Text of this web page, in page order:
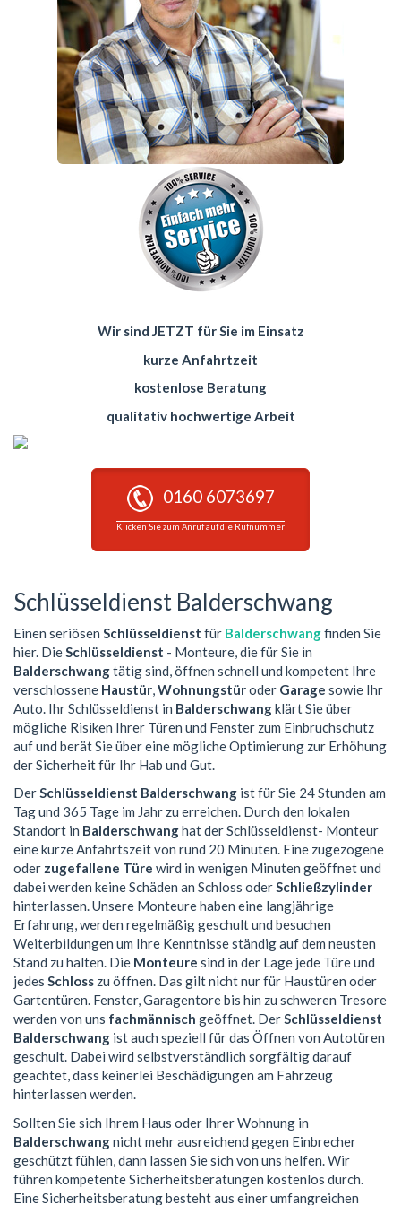
Wir sind JETZT für Sie im Einsatz
kurze Anfahrtzeit
kostenlose Beratung
qualitativ hochwertige Arbeit
0160 6073697
Klicken Sie zum Anruf auf die Rufnummer
Schlüsseldienst Balderschwang
Einen seriösen Schlüsseldienst für Balderschwangfinden Sie
hier. DieSchlüsseldienst - Monteure, die für Sie in
Balderschwangtätig sind, öffnen schnell und kompetent Ihre
verschlossene Haustür,Wohnungstüroder Garage sowie Ihr
Auto. Ihr Schlüsseldienst in Balderschwangklärt Sie über
mögliche Risiken Ihrer Türen und Fenster zum Einbruchschutz
auf und berät Sie über eine mögliche Optimierung zur Erhöhung
der Sicherheit für Ihr Hab und Gut.
DerSchlüsseldienst Balderschwang ist für Sie 24 Stunden am
Tag und 365 Tage im Jahr zu erreichen. Durch den lokalen
Standort in Balderschwanghat der Schlüsseldienst- Monteur
eine kurze Anfahrtszeit von rund 20 Minuten. Eine zugezogene
oder zugefallene Türe wird in wenigen Minuten geöffnet und
dabei werden keine Schäden an Schloss oderSchließzylinder
hinterlassen. Unsere Monteure haben eine langjährige
Erfahrung, werden regelmäßig geschult und besuchen
Weiterbildungen um Ihre Kenntnisse ständig auf dem neusten
Stand zu halten. Die Monteure sind in der Lage jede Türe und
jedes Schloss zu öffnen. Das gilt nicht nur für Haustüren oder
Gartentüren. Fenster, Garagentore bis hin zu schweren Tresore
werden von uns fachmännisch geöffnet. DerSchlüsseldienst
Balderschwang ist auch speziell für das Öffnen von Autotüren
geschult. Dabei wird selbstverständlich sorgfältig darauf
geachtet, dass keinerlei Beschädigungen am Fahrzeug
hinterlassen werden.
Sollten Sie sich Ihrem Haus oder Ihrer Wohnung in
Balderschwangnicht mehr ausreichend gegen Einbrecher
geschützt fühlen, dann lassen Sie sich von uns helfen. Wir
führen kompetente Sicherheitsberatungen kostenlos durch.
Eine Sicherheitsberatung besteht aus einer umfangreichen